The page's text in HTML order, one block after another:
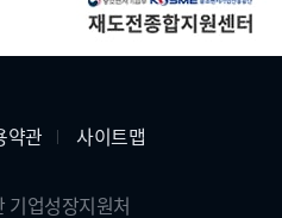
약관 사이트맵
기업성장지원처